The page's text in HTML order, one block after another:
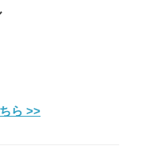
ら >>